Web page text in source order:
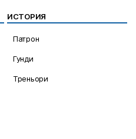
ИСТОРИЯ
Патрон
Гунди
Треньори